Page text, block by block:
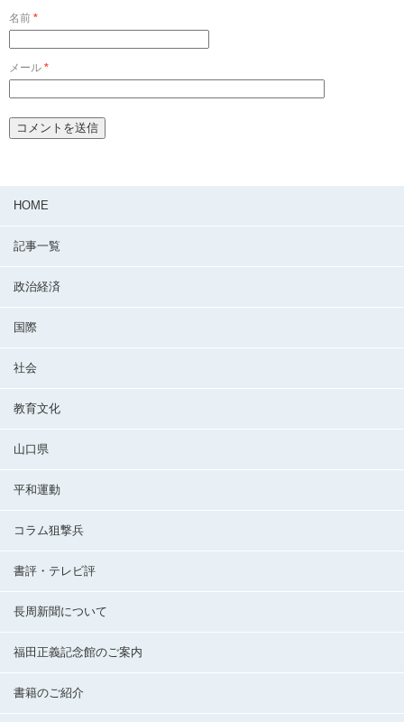
名前 *
メール *
HOME
記事一覧
政治経済
国際
社会
教育文化
山口県
平和運動
コラム狙撃兵
書評・テレビ評
長周新聞について
福田正義記念館のご案内
書籍のご紹介